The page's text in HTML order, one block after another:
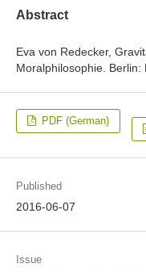
Abstract
Eva von Redecker,
Moralphilosophie. Berlin:
PDF (German)
Published
2016-06-07
Issue